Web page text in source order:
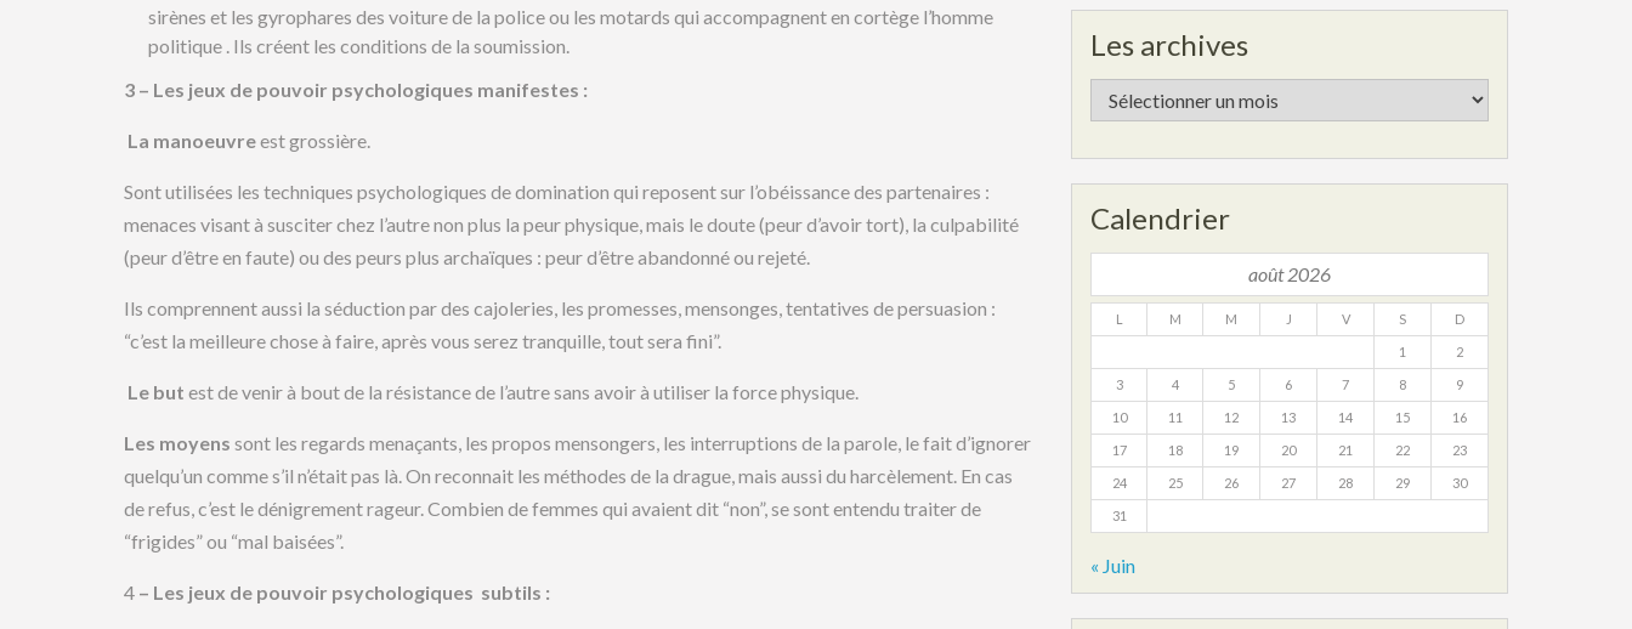
sirènes et les gyrophares des voiture de la police ou les motards qui accompagnent en cortège l’homme
politique . Ils créent les conditions de la soumission.
3 – Les jeux de pouvoir psychologiques manifestes :
La manoeuvreest grossière.
Sont utilisées les techniques psychologiques de domination qui reposent sur l’obéissance des partenaires :
menaces visant à susciter chez l’autre non plus la peur physique, mais le doute (peur d’avoir tort), la culpabilité
(peur d’être en faute) ou des peurs plus archaïques : peur d’être abandonné ou rejeté.
Ils comprennent aussi la séduction par des cajoleries, les promesses, mensonges, tentatives de persuasion :
“c’est la meilleure chose à faire, après vous serez tranquille, tout sera fini”.
Le but est de venir à bout de la résistance de l’autre sans avoir à utiliser la force physique.
Les moyens sont les regards menaçants, les propos mensongers, les interruptions de la parole, le fait d’ignorer
quelqu’un comme s’il n’était pas là. On reconnait les méthodes de la drague, mais aussi du harcèlement. En cas
de refus, c’est le dénigrement rageur. Combien de femmes qui avaient dit “non”, se sont entendu traiter de
“frigides” ou “mal baisées”.
4 – Les jeux de pouvoir psychologiques subtils :
Les archives
Les
archives
Calendrier
août 2026
L M M J V S D
1 2
3 4 5 6 7 8 9
10 11 12 13 14 15 16
17 18 19 20 21 22 23
24 25 26 27 28 29 30
31
« Juin